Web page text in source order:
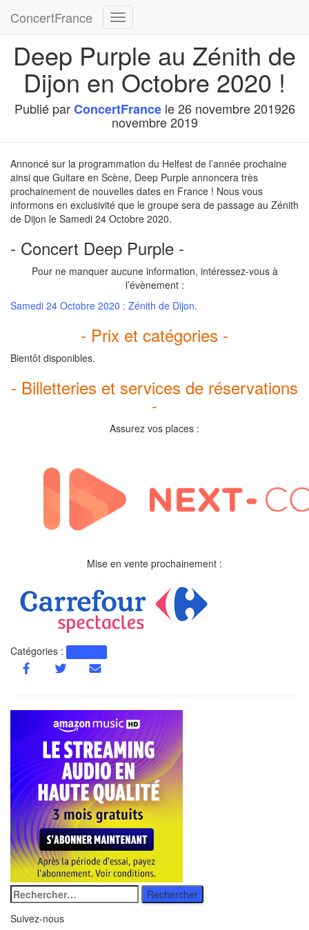
ConcertFrance
Déplier
navigation
Deep Purple au Zénith de
Dijon en Octobre 2020 !
Publié parConcertFrancele26 novembre 201926
novembre 2019
Annoncé sur la programmation du Helfest de l’année prochaine
ainsi que Guitare en Scène, Deep Purple annoncera très
prochainement de nouvelles dates en France ! Nous vous
informons en exclusivité que le groupe sera de passage au Zénith
de Dijon le Samedi 24 Octobre 2020.
- Concert Deep Purple -
Pour ne manquer aucune information, intéressez-vous à
l’évènement :
Samedi 24 Octobre 2020 : Zénith de Dijon.
- Prix et catégories -
Bientôt disponibles.
- Billetteries et services de réservations
-
Assurez vos places :
Mise en vente prochainement :
Catégories :
Rechercher
:
Suivez-nous